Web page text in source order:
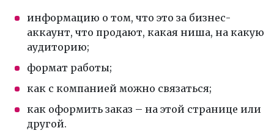
информацию о том, что это за бизнес-
аккаунт, что продают, какая ниша, на какую
аудиторию;
формат работы;
как с компанией можно связаться;
как оформить заказ – на этой странице или
другой.